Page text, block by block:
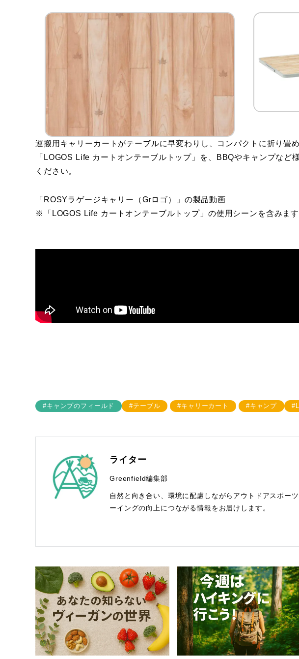
運搬用キャリーカートがテーブルに早変わりし、コンパクトに折り畳
「LOGOS Life カートオンテーブルトップ」を、BBQやキャンプなど
ください。
​「ROSYラゲージキャリー（Grロゴ）」の製品動画
※「LOGOS Life カートオンテーブルトップ」の使用シーンを含みます
#キャンプのフィールド #テーブル #キャリーカート #キャンプ
ライター
Greenfield編集部
自然と向き合い、環境に配慮しながらアウトドアスポー
ーイングの向上につながる情報をお届けします。